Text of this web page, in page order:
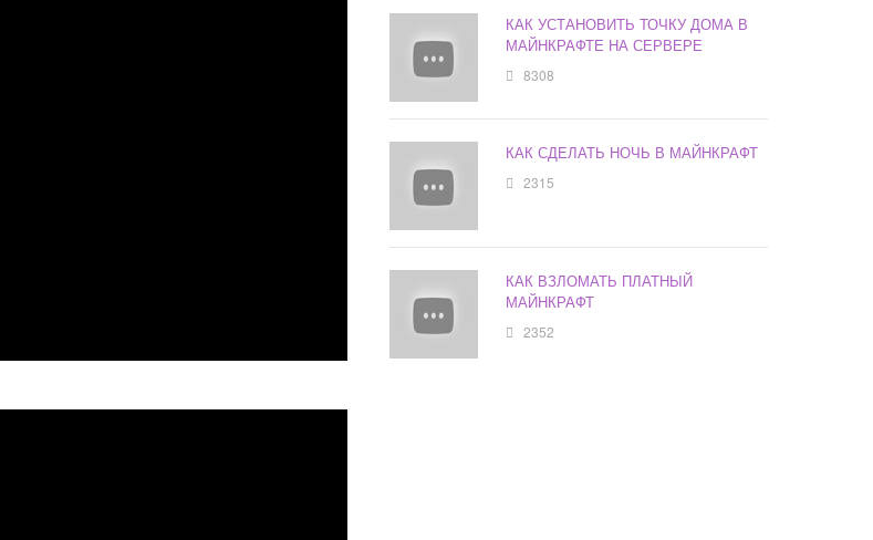
КАК УСТАНОВИТЬ ТОЧКУ ДОМА В
МАЙНКРАФТЕ НА СЕРВЕРЕ
8308
КАК СДЕЛАТЬ НОЧЬ В МАЙНКРАФТ
2315
КАК ВЗЛОМАТЬ ПЛАТНЫЙ
МАЙНКРАФТ
2352